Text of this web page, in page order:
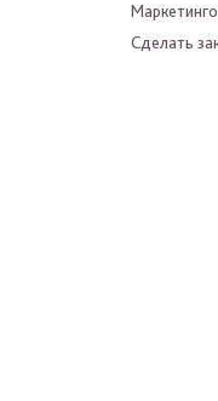
Сделать